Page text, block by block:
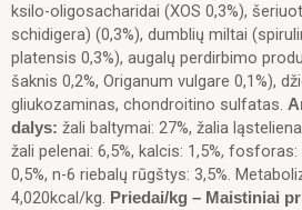
ksilo-oligosacharidai (XOS 0,3%),
schidigera) (0,3%), dumblių miltai
platensis 0,3%), augalų perdirbimo
šaknis 0,2%, Origanum vulgare 0,1%),
gliukozaminas, chondroitino sulfatas.
dalys: žali baltymai: 27%, žalia
žali pelenai: 6,5%, kalcis: 1,5%,
0,5%, n-6 riebalų rūgštys: 3,5%.
4,020kcal/kg. Priedai/kg – Maistiniai